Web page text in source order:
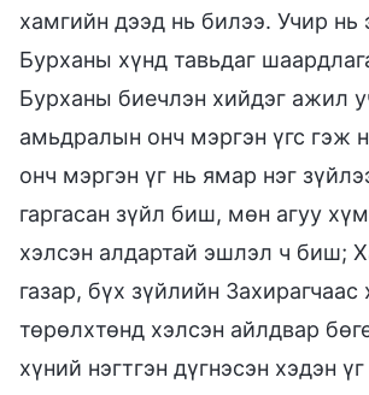
хамгийн дээд нь билээ. Учир нь
Бурханы хүнд тавьдаг
Бурханы биечлэн хийдэг ажил
амьдралын онч мэргэн үгс гэж
онч мэргэн үг нь ямар нэг
гаргасан зүйл биш, мөн агуу
хэлсэн алдартай эшлэл ч биш;
газар, бүх зүйлийн Захирагчаас
төрөлхтөнд хэлсэн айлдвар
хүний нэгтгэн дүгнэсэн хэдэн